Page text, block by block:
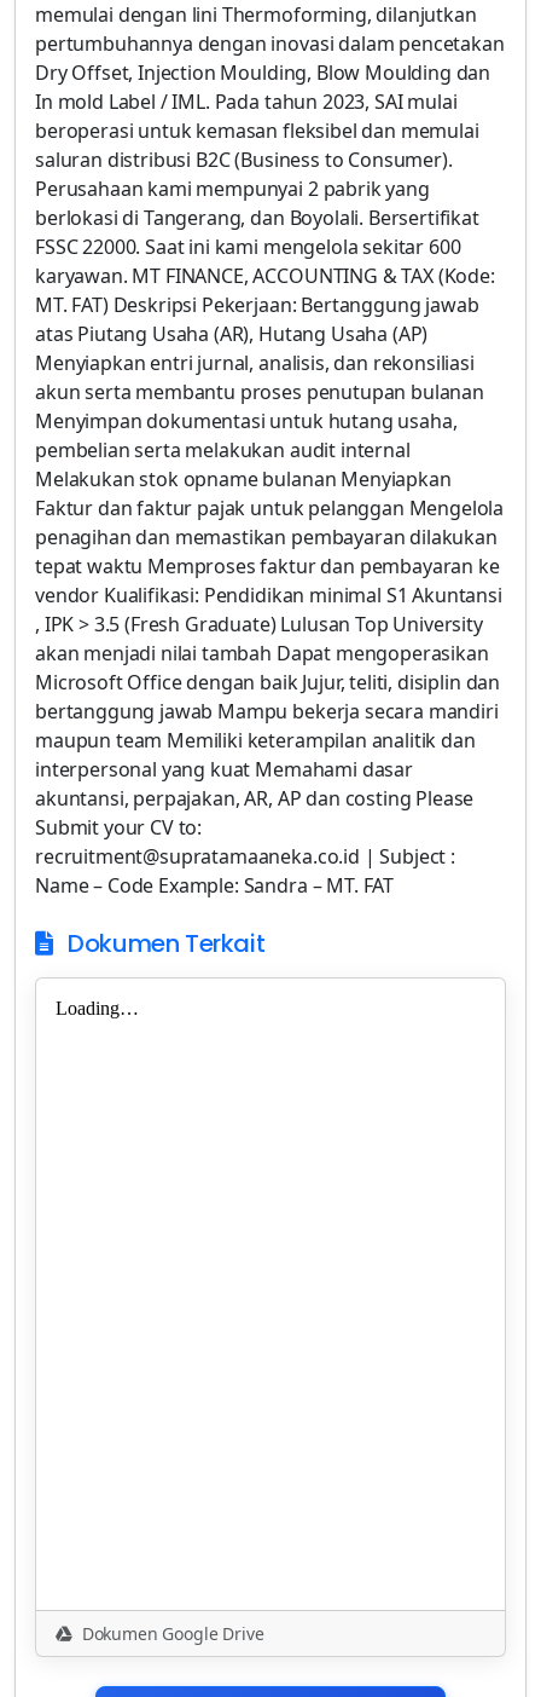
memulai dengan lini Thermoforming, dilanjutkan
pertumbuhannya dengan inovasi dalam pencetakan
Dry Offset, Injection Moulding, Blow Moulding dan
In mold Label / IML. Pada tahun 2023, SAI mulai
beroperasi untuk kemasan fleksibel dan memulai
saluran distribusi B2C (Business to Consumer).
Perusahaan kami mempunyai 2 pabrik yang
berlokasi di Tangerang, dan Boyolali. Bersertifikat
FSSC 22000. Saat ini kami mengelola sekitar 600
karyawan. MT FINANCE, ACCOUNTING & TAX (Kode:
MT. FAT) Deskripsi Pekerjaan: Bertanggung jawab
atas Piutang Usaha (AR), Hutang Usaha (AP)
Menyiapkan entri jurnal, analisis, dan rekonsiliasi
akun serta membantu proses penutupan bulanan
Menyimpan dokumentasi untuk hutang usaha,
pembelian serta melakukan audit internal
Melakukan stok opname bulanan Menyiapkan
Faktur dan faktur pajak untuk pelanggan Mengelola
penagihan dan memastikan pembayaran dilakukan
tepat waktu Memproses faktur dan pembayaran ke
vendor Kualifikasi: Pendidikan minimal S1 Akuntansi
, IPK > 3.5 (Fresh Graduate) Lulusan Top University
akan menjadi nilai tambah Dapat mengoperasikan
Microsoft Office dengan baik Jujur, teliti, disiplin dan
bertanggung jawab Mampu bekerja secara mandiri
maupun team Memiliki keterampilan analitik dan
interpersonal yang kuat Memahami dasar
akuntansi, perpajakan, AR, AP dan costing Please
Submit your CV to:
recruitment@supratamaaneka.co.id | Subject :
Name – Code Example: Sandra – MT. FAT
Dokumen Terkait
Dokumen Google Drive